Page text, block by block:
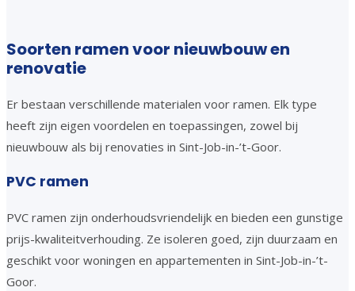
Soorten ramen voor nieuwbouw en
renovatie
Er bestaan verschillende materialen voor ramen. Elk type
heeft zijn eigen voordelen en toepassingen, zowel bij
nieuwbouw als bij renovaties in Sint-Job-in-’t-Goor.
PVC ramen
PVC ramen zijn onderhoudsvriendelijk en bieden een gunstige
prijs-kwaliteitverhouding. Ze isoleren goed, zijn duurzaam en
geschikt voor woningen en appartementen in Sint-Job-in-’t-
Goor.